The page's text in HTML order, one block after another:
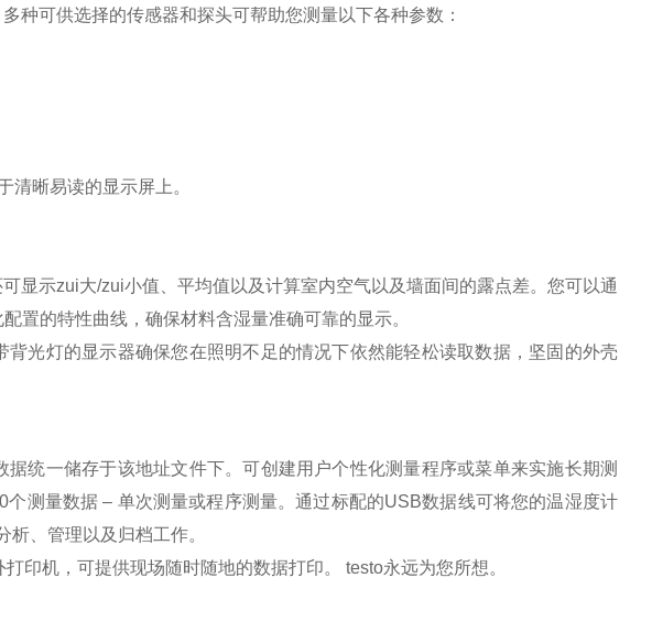
种可供选择的传感器和探头可帮助您测量以下各种参数：
清晰易读的显示屏上。
显示zui大/zui小值、平均值以及计算室内空气以及墙面间的露点差。您可以通
置的特性曲线，确保材料含湿量准确可靠的显示。
光灯的显示器确保您在照明不足的情况下依然能轻松读取数据，坚固的外壳
统一储存于该地址文件下。可创建用户个性化测量程序或菜单来实施长期测
测量数据 – 单次测量或程序测量。通过标配的USB数据线可将您的温湿度计
、管理以及归档工作。
印机，可提供现场随时随地的数据打印。 testo永远为您所想。